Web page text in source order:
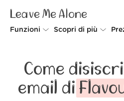
Leave Me Alone
Funzioni Scopri di più
Come
Sicurezza
Come
email di